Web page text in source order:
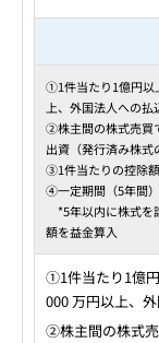
①1件当たり1億円以
上、外国法人への払
②株主間の株式売買
出資（発行済み株式
③1件当たりの控除
④一定期間（5年間
*5年以内に株式を
額を益金算入
①1件当たり1億
000 万円以上、
②株主間の株式